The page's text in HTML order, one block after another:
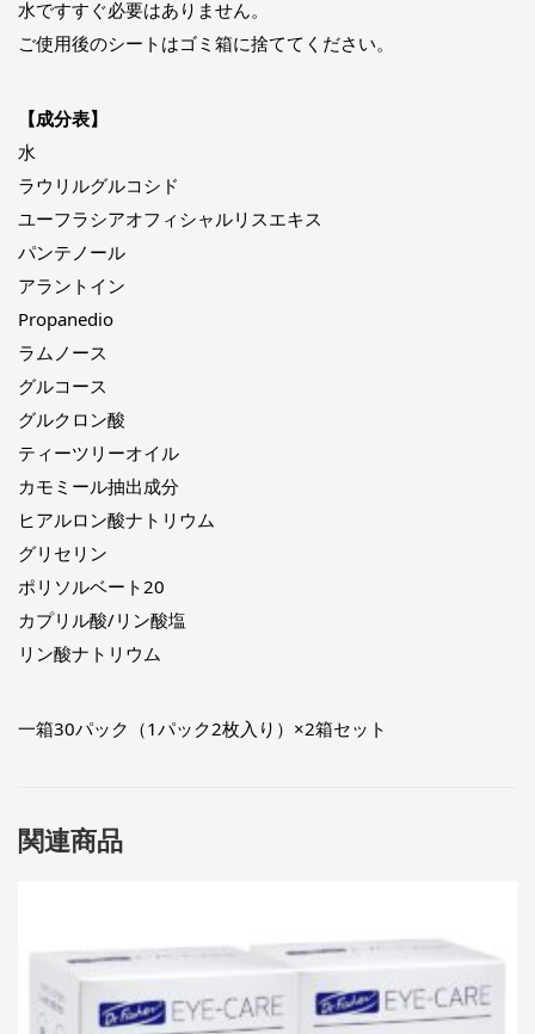
水ですすぐ必要はありません。
ご使用後のシートはゴミ箱に捨ててください。
【成分表】
水
ラウリルグルコシド
ユーフラシアオフィシャルリスエキス
パンテノール
アラントイン
Propanedio
ラムノース
グルコース
グルクロン酸
ティーツリーオイル
カモミール抽出成分
ヒアルロン酸ナトリウム
グリセリン
ポリソルベート20
カプリル酸/リン酸塩
リン酸ナトリウム
一箱30パック（1パック2枚入り）×2箱セット
関連商品